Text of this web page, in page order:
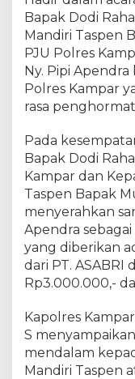
n
,
P
T
.
A
a
b
r
a
n
B
a
n
M
a
n
d
Bapak Dodi
Mandiri Taspen
PJU Polres
Ny. Pipi
Polres Kampar
rasa
Pada
Bapak Dodi
Kampar dan
Taspen Bapak
menyerahkan
Apendra
yang diberikan
dari PT. ASABRI
Rp3.000.000,-
Kapolres
S
mendalam
Mandiri Taspen